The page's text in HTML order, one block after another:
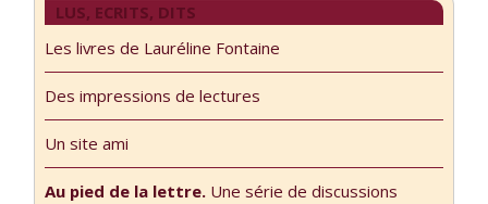
LUS, ECRITS, DITS
Les livres de Lauréline Fontaine
Des impressions de lectures
Un site ami
Au pied de la lettre. Une série de discussions